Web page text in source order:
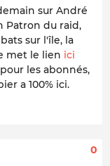
sur André
Patron du raid,
sur l'île, la
met le lien ici
les abonnés,
a 100% ici.
0